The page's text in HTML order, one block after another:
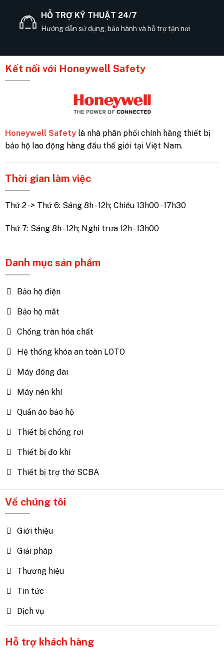
HỖ TRỢ KỸ THUẬT 24/7
Hướng dẫn sử dụng, bảo hành và hỗ trợ tận nơi
Kết nối với Honeywell Safety
Honeywell Safety là nhà phân phối chính hãng thiết bị
bảo hộ lao động hàng đầu thế giới tại Việt Nam.
Thời gian làm việc
Thứ 2 -> Thứ 6: Sáng 8h - 12h; Chiều 13h00 - 17h30
Thứ 7: Sáng 8h - 12h; Nghỉ trưa 12h - 13h00
Danh mục sản phẩm
Bảo hộ điện
Bảo hộ mắt
Chống tràn hóa chất
Hệ thống khóa an toàn LOTO
Máy đóng đai
Máy nén khí
Quần áo bảo hộ
Thiết bị chống rơi
Thiết bị đo khí
Thiết bị trợ thở SCBA
Về chúng tôi
Giới thiệu
Giải pháp
Thương hiệu
Tin tức
Dịch vụ
Hỗ trợ khách hàng